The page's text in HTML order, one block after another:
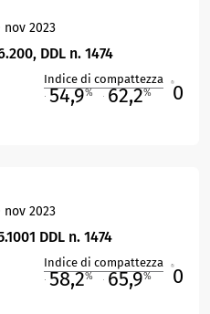
nov 2023
DDL n. 1474
Indice di compattezza
54,9% 62,2% 0
nov 2023
DDL n. 1474
Indice di compattezza
58,2% 65,9% 0